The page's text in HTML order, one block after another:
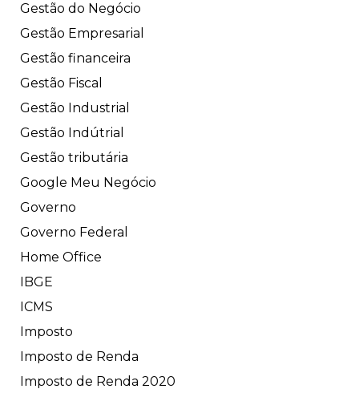
Gestão do Negócio
Gestão Empresarial
Gestão financeira
Gestão Fiscal
Gestão Industrial
Gestão Indútrial
Gestão tributária
Google Meu Negócio
Governo
Governo Federal
Home Office
IBGE
ICMS
Imposto
Imposto de Renda
Imposto de Renda 2020